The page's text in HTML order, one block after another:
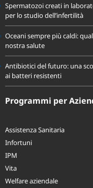
Spermatozoi creati in
per lo studio dell’infertilità
Oceani sempre più caldi:
nostra salute
Antibiotici del futuro: una
ai batteri resistenti
Programmi per
Assistenza Sanitaria
Infortuni
IPM
Vita
Welfare aziendale